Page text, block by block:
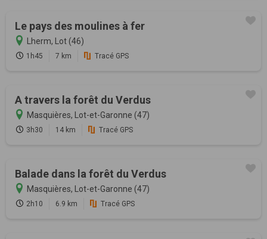
Le pays des moulines à fer
Lherm, Lot (46)
1h45 7 km Tracé GPS
A travers la forêt du Verdus
Masquières, Lot-et-Garonne (47)
3h30 14 km Tracé GPS
Balade dans la forêt du Verdus
Masquières, Lot-et-Garonne (47)
2h10 6.9 km Tracé GPS